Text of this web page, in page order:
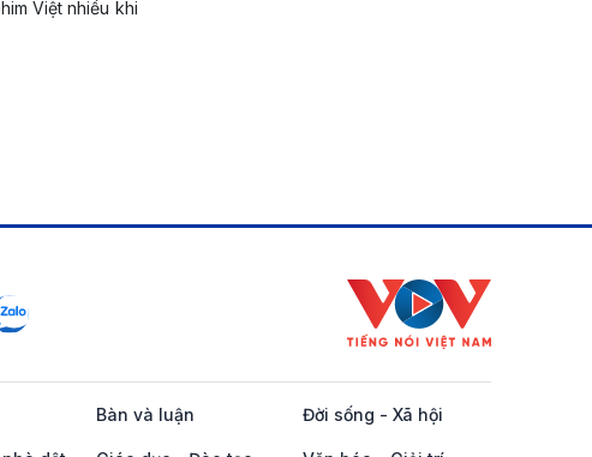
Việt nhiều khi
Bàn và luận Đời sống - Xã hội